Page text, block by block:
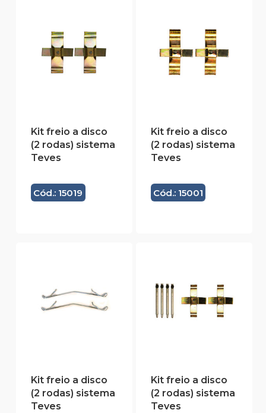
Kit freio a disco
(2 rodas) sistema
Teves
Cód.: 15019
Kit freio a disco
(2 rodas) sistema
Teves
Cód.: 15001
Kit freio a disco
(2 rodas) sistema
Teves
Kit freio a disco
(2 rodas) sistema
Teves